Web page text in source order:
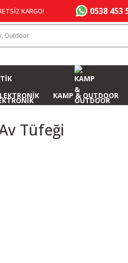
KARGO! 0538 453
KAMP & OUTDOOR
Tüfeği